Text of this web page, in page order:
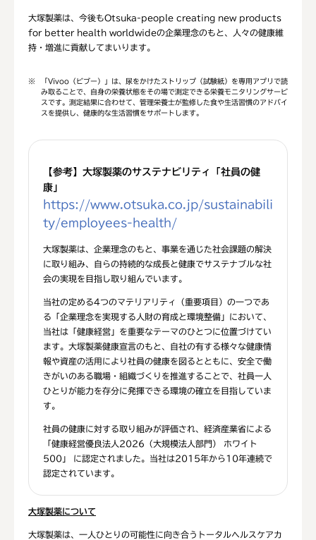
大塚製薬は、今後もOtsuka-people creating new products
for better health worldwideの企業理念のもと、人々の健康維
持・増進に貢献してまいります。
※
「Vivoo（ビブー）」は、尿をかけたストリップ（試験紙）を専用アプリで読
み取ることで、自身の栄養状態をその場で測定できる栄養モニタリングサービ
スです。測定結果に合わせて、管理栄養士が監修した食や生活習慣のアドバイ
スを提供し、健康的な生活習慣をサポートします。
【参考】大塚製薬のサステナビリティ「社員の健
康」
https://www.otsuka.co.jp/sustainabili
ty/employees-health/
大塚製薬は、企業理念のもと、事業を通じた社会課題の解決
に取り組み、自らの持続的な成長と健康でサステナブルな社
会の実現を目指し取り組んでいます。
当社の定める4つのマテリアリティ（重要項目）の一つであ
る「企業理念を実現する人財の育成と環境整備」において、
当社は「健康経営」を重要なテーマのひとつに位置づけてい
ます。大塚製薬健康宣言のもと、自社の有する様々な健康情
報や資産の活用により社員の健康を図るとともに、安全で働
きがいのある職場・組織づくりを推進することで、社員一人
ひとりが能力を存分に発揮できる環境の確立を目指していま
す。
社員の健康に対する取り組みが評価され、経済産業省による
「健康経営優良法人2026（大規模法人部門） ホワイト
500」 に認定されました。当社は2015年から10年連続で
認定されています。
大塚製薬について
大塚製薬は、一人ひとりの可能性に向き合うトータルヘルスケアカ